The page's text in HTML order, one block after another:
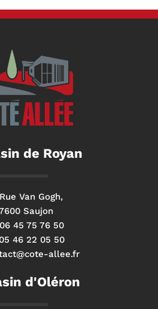
de Royan
Van Gogh,
Saujon
06 45 75 76 50
05 46 22 05 50
allee.fr
d'Oléron